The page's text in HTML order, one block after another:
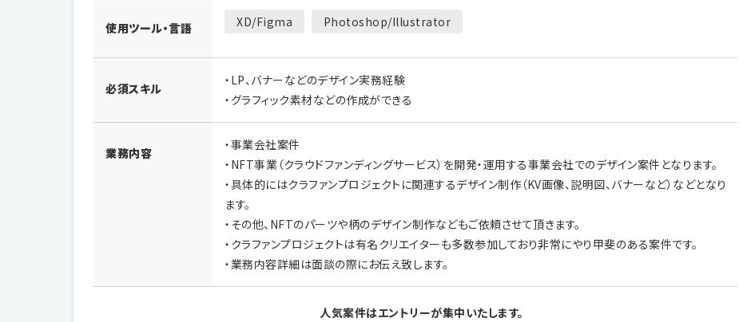
使用ツール・言語 XD/Figma Photoshop/Illustrator
必須スキル
・LP、バナーなどのデザイン実務経験
・グラフィック素材などの作成ができる
業務内容
・事業会社案件
・NFT事業（クラウドファンディングサービス）を開発・運用する事業会社でのデザイン案件となります。
・具体的にはクラファンプロジェクトに関連するデザイン制作（KV画像、説明図、バナーなど）などとなり
ます。
・その他、NFTのパーツや柄のデザイン制作などもご依頼させて頂きます。
・クラファンプロジェクトは有名クリエイターも多数参加しており非常にやり甲斐のある案件です。
・業務内容詳細は面談の際にお伝え致します。
人気案件はエントリーが集中いたします。